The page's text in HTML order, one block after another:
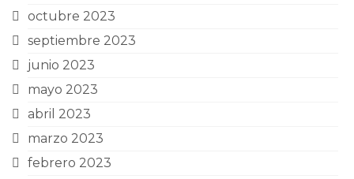
octubre 2023
septiembre 2023
junio 2023
mayo 2023
abril 2023
marzo 2023
febrero 2023